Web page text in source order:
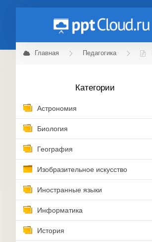
Главная Педагогика
Категории
Астрономия
Биология
География
Изобразительное искусство
Иностранные языки
Информатика
История